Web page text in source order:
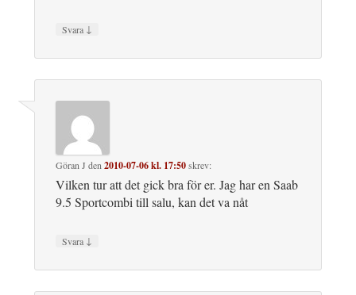
Svara ↓
Göran J den2010-07-06 kl. 17:50skrev:
Vilken tur att det gick bra för er. Jag har en Saab
9.5 Sportcombi till salu, kan det va nåt
Svara ↓